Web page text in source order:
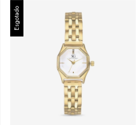
Esgotado